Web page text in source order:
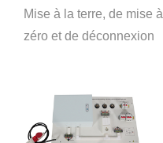
Mise à la terre, de mise à
zéro et de déconnexion